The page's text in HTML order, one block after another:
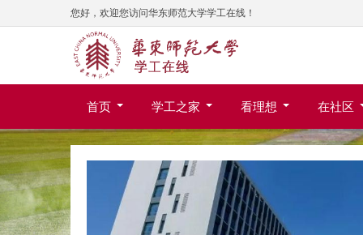
您好，欢迎您访问华东师范大学学工在线！
首页 学工之家 看理想 在社区